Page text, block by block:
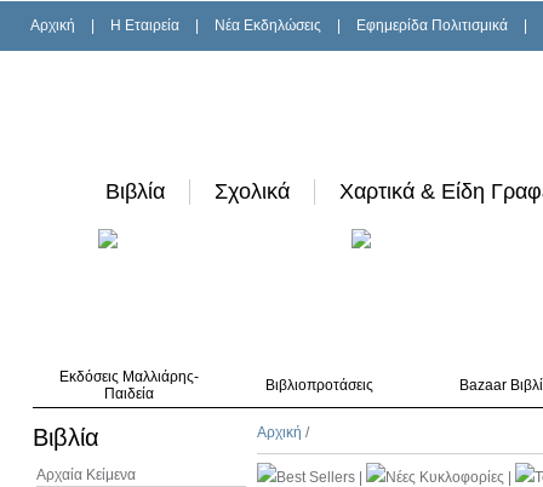
Αρχική H Εταιρεία Νέα Εκδηλώσεις Εφημερίδα Πολιτισμικά
Βιβλία Σχολικά Χαρτικά & Είδη
Εκδόσεις Μαλλιάρης-
Παιδεία
Βιβλιοπροτάσεις Bazaar
Βιβλία
Αρχαία Κείμενα
Αρχική /
Best Sellers| Νέες Κυκλοφορίες